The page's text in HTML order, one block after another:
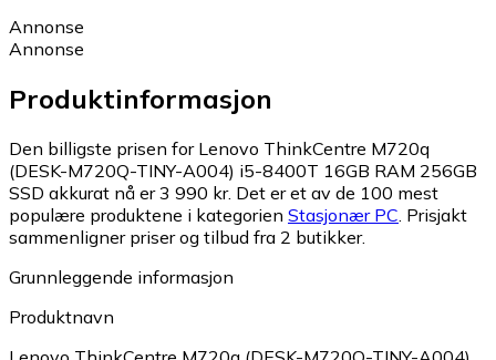
Annonse
Annonse
Produktinformasjon
Den billigste prisen for Lenovo ThinkCentre M720q
(DESK-M720Q-TINY-A004) i5-8400T 16GB RAM 256GB
SSD akkurat nå er 3 990 kr. Det er et av de 100 mest
populære produktene i kategorien Stasjonær PC. Prisjakt
sammenligner priser og tilbud fra 2 butikker.
Grunnleggende informasjon
Produktnavn